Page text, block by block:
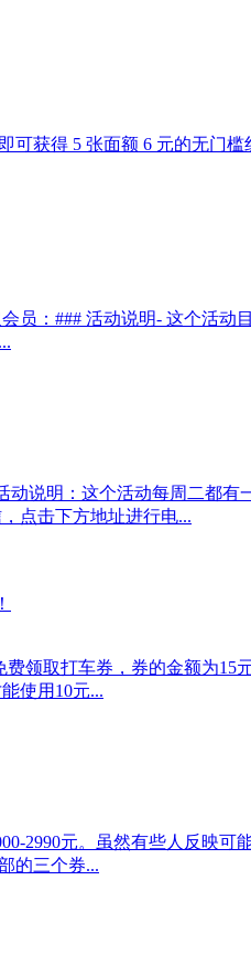
获得 5 张面额 6 元的无门
员：### 活动说明- 这个活
说明：这个活动每周二都
点击下方地址进行电...
领取打车券，券的金额为
使用10元...
2990元。虽然有些人反映
的三个券...